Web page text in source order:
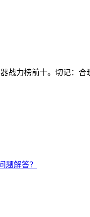
战力榜前十。切记：
题解答？